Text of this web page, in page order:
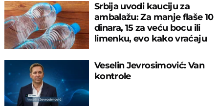
Srbija uvodi kauciju za
ambalažu: Za manje flaše 10
dinara, 15 za veću bocu ili
limenku, evo kako vraćaju
Veselin Jevrosimović: Van
kontrole